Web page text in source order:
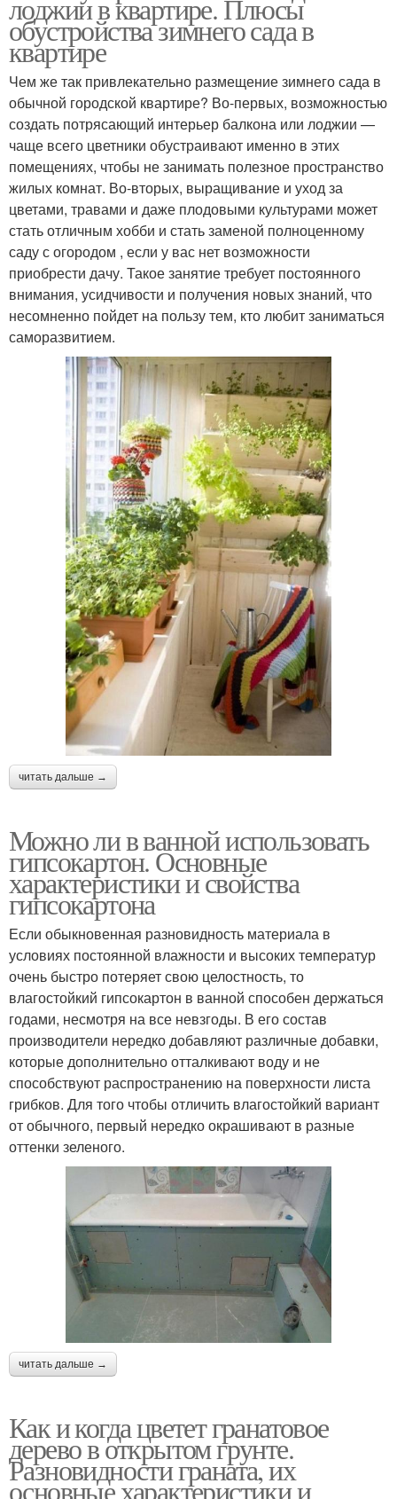
лоджии в квартире. Плюсы
обустройства зимнего сада в
квартире
Чем же так привлекательно размещение зимнего сада в
обычной городской квартире? Во-первых, возможностью
создать потрясающий интерьер балкона или лоджии —
чаще всего цветники обустраивают именно в этих
помещениях, чтобы не занимать полезное пространство
жилых комнат. Во-вторых, выращивание и уход за
цветами, травами и даже плодовыми культурами может
стать отличным хобби и стать заменой полноценному
саду с огородом , если у вас нет возможности
приобрести дачу. Такое занятие требует постоянного
внимания, усидчивости и получения новых знаний, что
несомненно пойдет на пользу тем, кто любит заниматься
саморазвитием.
читать дальше →
Можно ли в ванной использовать
гипсокартон. Основные
характеристики и свойства
гипсокартона
Если обыкновенная разновидность материала в
условиях постоянной влажности и высоких температур
очень быстро потеряет свою целостность, то
влагостойкий гипсокартон в ванной способен держаться
годами, несмотря на все невзгоды. В его состав
производители нередко добавляют различные добавки,
которые дополнительно отталкивают воду и не
способствуют распространению на поверхности листа
грибков. Для того чтобы отличить влагостойкий вариант
от обычного, первый нередко окрашивают в разные
оттенки зеленого.
читать дальше →
Как и когда цветет гранатовое
дерево в открытом грунте.
Разновидности граната, их
основные характеристики и